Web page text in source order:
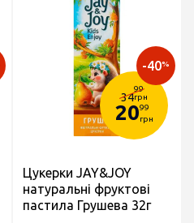
34
99
грн
2099
грн
-40%
Цукерки JAY&JOY
натуральні фруктові
пастила Грушева 32г